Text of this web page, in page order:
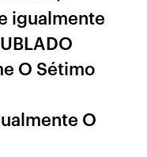
igualmente
O Sétimo
O